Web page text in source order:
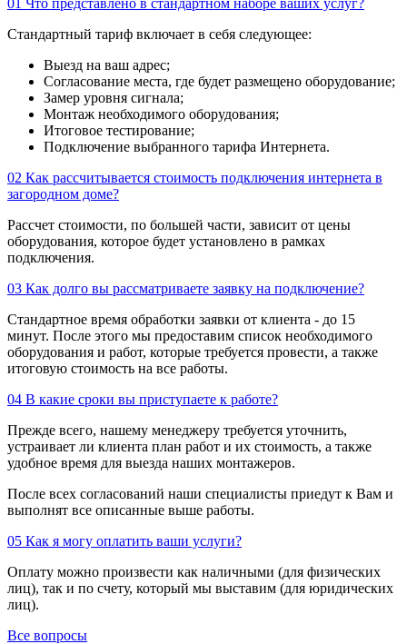
Стандартный тариф включает в себя следующее:
Выезд на ваш адрес;
Согласование места, где будет размещено оборудование;
Замер уровня сигнала;
Монтаж необходимого оборудования;
Итоговое тестирование;
Подключение выбранного тарифа Интернета.
02 Как рассчитывается стоимость подключения интернета в
загородном доме?
Рассчет стоимости, по большей части, зависит от цены
оборудования, которое будет установлено в рамках
подключения.
03 Как долго вы рассматриваете заявку на подключение?
Стандартное время обработки заявки от клиента - до 15
минут. После этого мы предоставим список необходимого
оборудования и работ, которые требуется провести, а также
итоговую стоимость на все работы.
04 В какие сроки вы приступаете к работе?
Прежде всего, нашему менеджеру требуется уточнить,
устраивает ли клиента план работ и их стоимость, а также
удобное время для выезда наших монтажеров.
После всех согласований наши специалисты приедут к Вам и
выполнят все описанные выше работы.
05 Как я могу оплатить ваши услуги?
Оплату можно произвести как наличными (для физических
лиц), так и по счету, который мы выставим (для юридических
лиц).
Все вопросы